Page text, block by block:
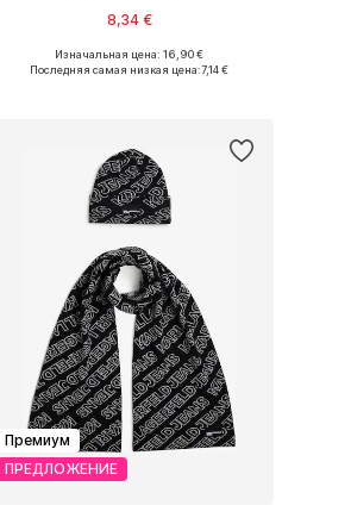
8,34 €
Доступные размеры: 55-60
Изначальная цена: 16,90 €
Последняя самая низкая цена:7,14 €
Премиум
ПРЕДЛОЖЕНИЕ